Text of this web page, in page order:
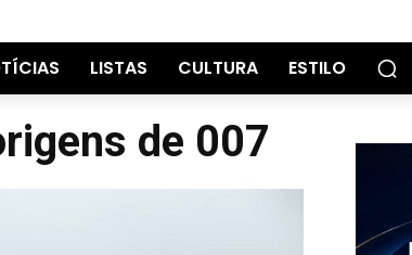
LISTAS CULTURA ESTILO
de 007